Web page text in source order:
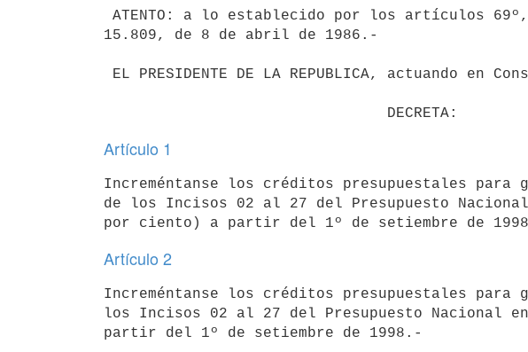
15.809, de 8 de abril de 1986.-
Artículo 1
Increméntanse los créditos presupuestales para
de los Incisos 02 al 27 del Presupuesto
Artículo 2
Increméntanse los créditos presupuestales para
los Incisos 02 al 27 del Presupuesto Nacional